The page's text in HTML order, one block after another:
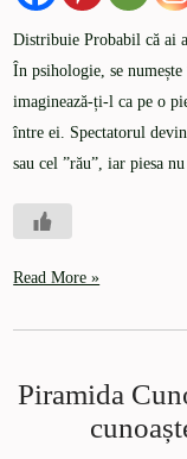
Distribuie Probabil că ai
În psihologie, se
imaginează-ți-l ca pe o
între ei. Spectatorul
sau cel ”rău”, iar piesa
Read More »
Piramida